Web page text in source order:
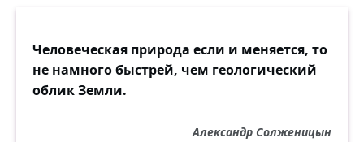
Человеческая природа если и меняется, то
не намного быстрей, чем геологический
облик Земли.
Александр Солженицын